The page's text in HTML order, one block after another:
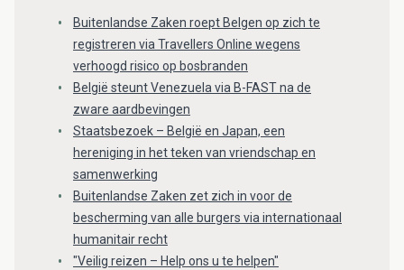
Buitenlandse Zaken roept Belgen op zich te
registreren via Travellers Online wegens
verhoogd risico op bosbranden
België steunt Venezuela via B-FAST na de
zware aardbevingen
Staatsbezoek – België en Japan, een
hereniging in het teken van vriendschap en
samenwerking
Buitenlandse Zaken zet zich in voor de
bescherming van alle burgers via internationaal
humanitair recht
"Veilig reizen – Help ons u te helpen"